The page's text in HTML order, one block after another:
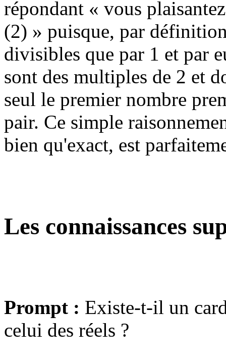
répondant « vous
(2) » puisque, par
divisibles que par 1 et par
sont des multiples de 2 et
seul le premier nombre
pair. Ce simple
bien qu'exact, est
Les connaissances
Prompt : Existe-t-il un
celui des réels ?